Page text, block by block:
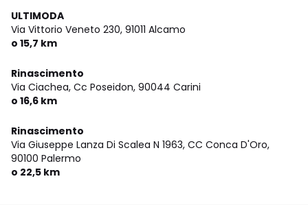
ULTIMODA
Via Vittorio Veneto 230, 91011 Alcamo
o 15,7 km
Rinascimento
Via Ciachea, Cc Poseidon, 90044 Carini
o 16,6 km
Rinascimento
Via Giuseppe Lanza Di Scalea N 1963, CC Conca D'Oro,
90100 Palermo
o 22,5 km